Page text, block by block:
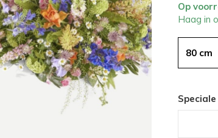
Op
Haag in
80 cm